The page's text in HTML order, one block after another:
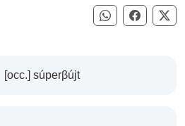
Compartir
[occ.] súperβújt